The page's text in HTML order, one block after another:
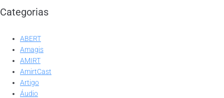
Categorias
ABERT
Amagis
AMIRT
AmirtCast
Artigo
Áudio